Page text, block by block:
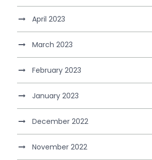
April 2023
March 2023
February 2023
January 2023
December 2022
November 2022